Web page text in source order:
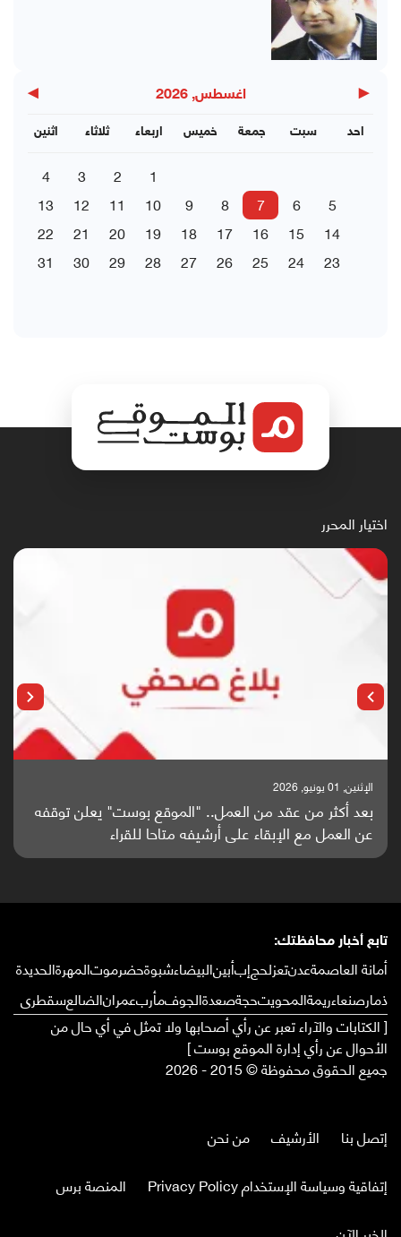
◀ اغسطس, 2026 ▶
اثنين ثلاثاء اربعاء خميس جمعة سبت احد
1
2
3
4
5
6
7
8
9
10
11
12
13
14
15
16
17
18
19
20
21
22
23
24
25
26
27
28
29
30
31
اختيار المحرر
الإثنين, 25 مايو, 2026
باحثون من اليمن يدخلون سباق أبحاث ألزهايمر بدراسة
واعدة منشورة عالميا (ترجمة)
تابع أخبار محافظتك:
أمانة العاصمةعدنتعزلحجإبأبينالبيضاءشبوةحضرموتالمهرةالحديدة
ذمارصنعاءريمةالمحويتحجةصعدةالجوفمأربعمرانالضالعسقطرى
[ الكتابات والآراء تعبر عن رأي أصحابها ولا تمثل في أي حال من
الأحوال عن رأي إدارة الموقع بوست ]
جميع الحقوق محفوظة © 2015 - 2026
إتصل بنا الأرشيف
من نحن
إتفاقية وسياسة الإستخدام Privacy Policy
المنصة برس